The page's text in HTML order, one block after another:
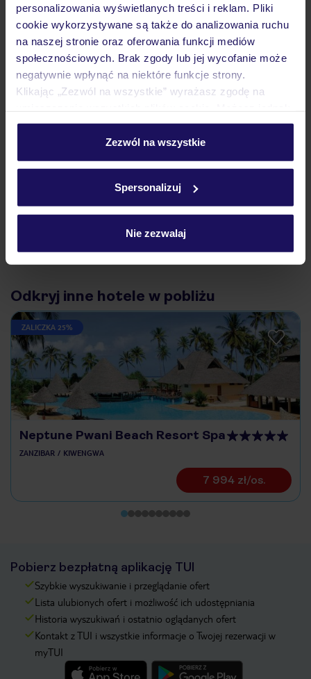
personalizowania wyświetlanych treści i reklam. Pliki
cookie wykorzystywane są także do analizowania ruchu
na naszej stronie oraz oferowania funkcji mediów
społecznościowych. Brak zgody lub jej wycofanie może
negatywnie wpłynąć na niektóre funkcje strony.
Klikając „Zezwól na wszystkie” wyrażasz zgodę na
personalizować swój wybór wchodząc w zakładkę
Szczegółowe informacje o plikach cookie znajdziesz
Zezwól na wszystkie
Spersonalizuj
Nie zezwalaj
Atrakcje
Ważne informacje
Czy w Hotelu będzie przedstawiciel TUI?
Na jakiej podstawie i gdzie otrzymam karty
Zobacz więcej
Odkryj inne hotele w pobliżu
ZALICZKA 25%
Neptune Pwani Beach Resort Spa
ZANZIBAR KIWENGWA
7 994 zł/os.
Pobierz bezpłatną aplikację TUI
Szybkie wyszukiwanie i przeglądanie ofert
Lista ulubionych ofert i możliwość ich udostępniania
Historia wyszukiwań i ostatnio oglądanych ofert
Kontakt z TUI i wszystkie informacje o Twojej rezerwacji w
myTUI